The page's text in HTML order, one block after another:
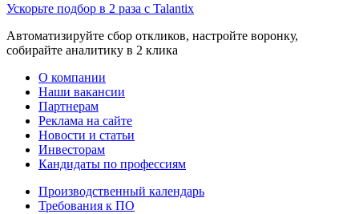
Ускорьте подбор в 2 раза с Talantix
Автоматизируйте сбор откликов, настройте воронку,
собирайте аналитику в 2 клика
О компании
Наши вакансии
Партнерам
Реклама на сайте
Новости и статьи
Инвесторам
Кандидаты по профессиям
Производственный календарь
Требования к ПО